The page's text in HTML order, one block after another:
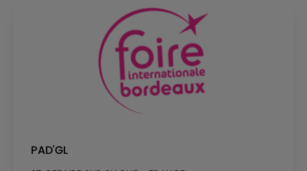
PAD'GL